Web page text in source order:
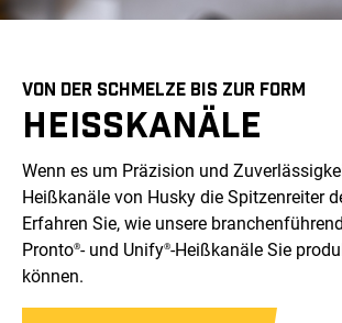
VON DER SCHMELZE BIS ZUR FORM
HEISSKANÄLE
Wenn es um Präzision und
Heißkanäle von Husky die Spitzenreiter
Erfahren Sie, wie unsere
Pronto®- und Unify®-Heißkanäle Sie
können.